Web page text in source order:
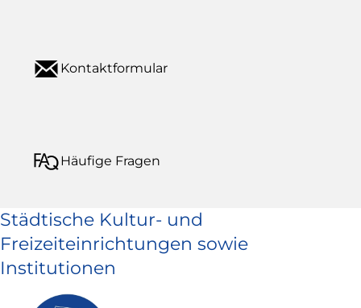
Kontaktformular
Häufige Fragen
Städtische Kultur- und
Freizeiteinrichtungen sowie
Institutionen